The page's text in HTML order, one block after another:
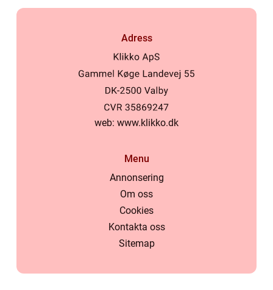
Adress
web: www.klikko.dk
Menu
Annonsering
Om oss
Cookies
Kontakta oss
Sitemap